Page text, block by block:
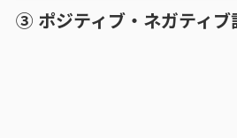
③ ポジティブ・ネガティブ